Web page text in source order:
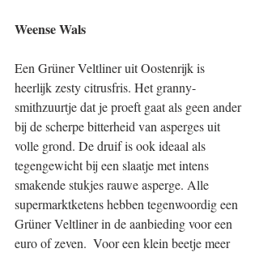
Weense Wals
Een Grüner Veltliner uit Oostenrijk is
heerlijk zesty citrusfris. Het granny-
smithzuurtje dat je proeft gaat als geen ander
bij de scherpe bitterheid van asperges uit
volle grond. De druif is ook ideaal als
tegengewicht bij een slaatje met intens
smakende stukjes rauwe asperge. Alle
supermarktketens hebben tegenwoordig een
Grüner Veltliner in de aanbieding voor een
euro of zeven.  Voor een klein beetje meer